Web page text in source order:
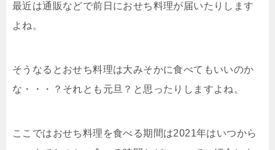
最近は通販などで前日におせち料理が届いたりします
よね。
そうなるとおせち料理は大みそかに食べてもいいのか
な・・・？それとも元旦？と思ったりしますよね。
ここではおせち料理を食べる期間は2021年はいつから